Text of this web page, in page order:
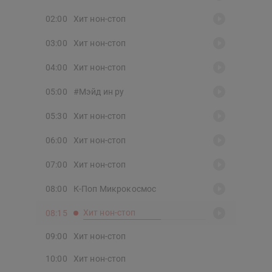
02:00 Хит нон-стоп
03:00 Хит нон-стоп
04:00 Хит нон-стоп
05:00 #Мэйд ин ру
05:30 Хит нон-стоп
06:00 Хит нон-стоп
07:00 Хит нон-стоп
08:00 К-Поп Микрокосмос
08:15 Хит нон-стоп
09:00 Хит нон-стоп
10:00 Хит нон-стоп